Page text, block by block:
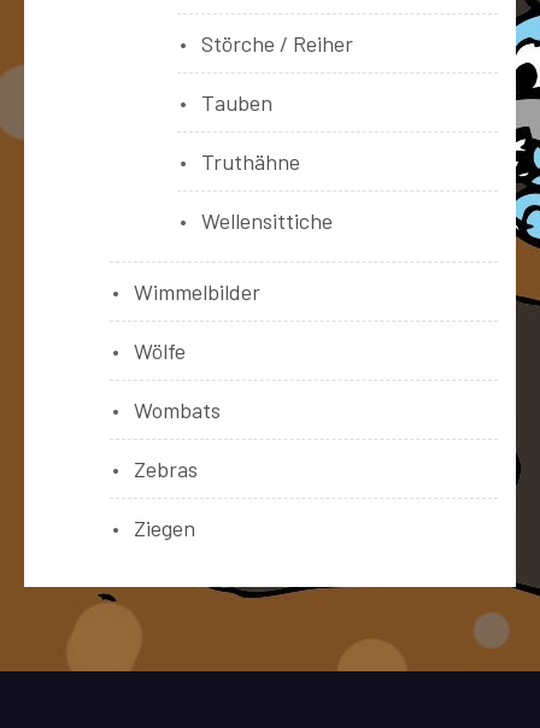
Störche / Reiher
Tauben
Truthähne
Wellensittiche
Wimmelbilder
Wölfe
Wombats
Zebras
Ziegen